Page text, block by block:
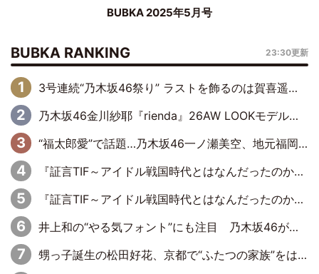
BUBKA 2025年5月号
BUBKA RANKING 23:30更新
3号連続“乃木坂46祭り” ラストを飾るのは賀喜遥香…5年ぶりの登場に「5年分大人になった私を見ていただけたら」
乃木坂46金川紗耶『rienda』26AW LOOKモデルに就任
“福太郎愛”で話題…乃木坂46一ノ瀬美空、地元福岡『めんべい25周年トップサポーター』に就任
『証言TIF～アイドル戦国時代とはなんだったのか～』第6回：でんぱ組.inc・古川未鈴×相沢梨紗「『ハロプロやりたかったな』って言ったら、夢眠ねむさんに『てめえはでんぱ組．incなんだよ！』って肩パンされて(笑)」
『証言TIF～アイドル戦国時代とはなんだったのか～』第11回：私立恵比寿中学・真山りか×安本彩花「TIFで10年ぶりのキョンシーメイクをしたら、場を完全に引かせてしまって。時代が変わったんだなって」
井上和の“やる気フォント”にも注目 乃木坂46が挑んだ書道パフォーマンスの舞台裏
甥っ子誕生の松田好花、京都で“ふたつの家族”をはしご！ “母”黒谷友香に見送られ、“父”松岡昌宏とはハシゴ酒